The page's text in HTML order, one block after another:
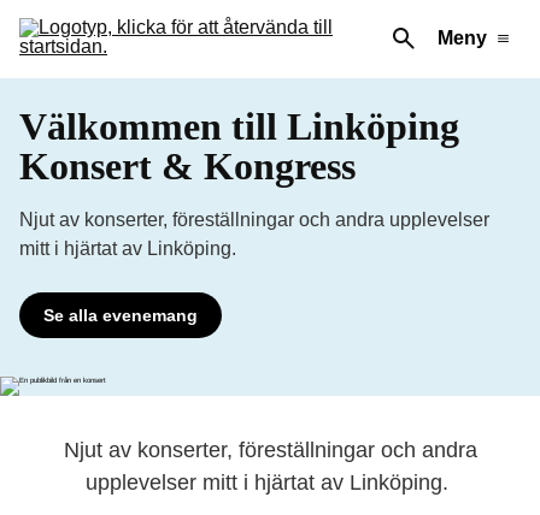
Meny
Välkommen till Linköping
Konsert & Kongress
Njut av konserter, föreställningar och andra upplevelser
mitt i hjärtat av Linköping.
Se alla evenemang
Njut av konserter, föreställningar och andra
upplevelser mitt i hjärtat av Linköping.